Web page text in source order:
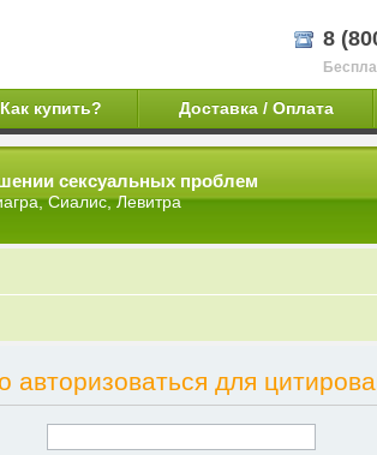
8
Как купить? Доставка / Оплата
сексуальных проблем
Сиалис, Левитра
авторизоваться для